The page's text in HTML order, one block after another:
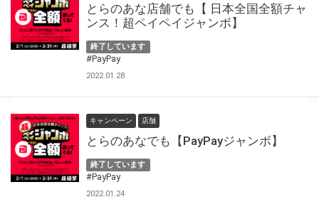
とらのあな店舗でも【 日本全国全額チャ
ンス！超ペイペイジャンボ】
終了しています
#PayPay
2022.01.28
キャンペーン 店舗
とらのあなでも【PayPayジャンボ】
終了しています
#PayPay
2022.01.24